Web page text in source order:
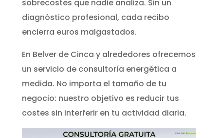
sobrecostes que nadie analiza. Sin un
diagnóstico profesional, cada recibo
encierra euros malgastados.
En Belver de Cinca y alrededores ofrecemos
un servicio de consultoría energética a
medida. No importa el tamaño de tu
negocio: nuestro objetivo es reducir tus
costes sin interferir en tu actividad diaria.